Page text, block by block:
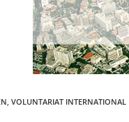
VOLUNTARIAT INTERNATIONAL